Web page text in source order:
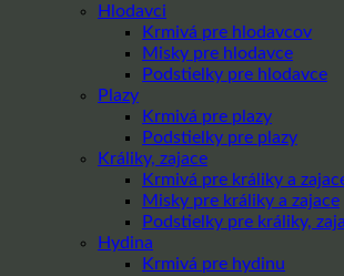
Hlodavci
Krmivá pre hlodavcov
Misky pre hlodavce
Podstielky pre hlodavce
Plazy
Krmivá pre plazy
Podstielky pre plazy
Králiky, zajace
Krmivá pre králiky a
Misky pre králiky a zajace
Podstielky pre králiky,
Hydina
Krmivá pre hydinu